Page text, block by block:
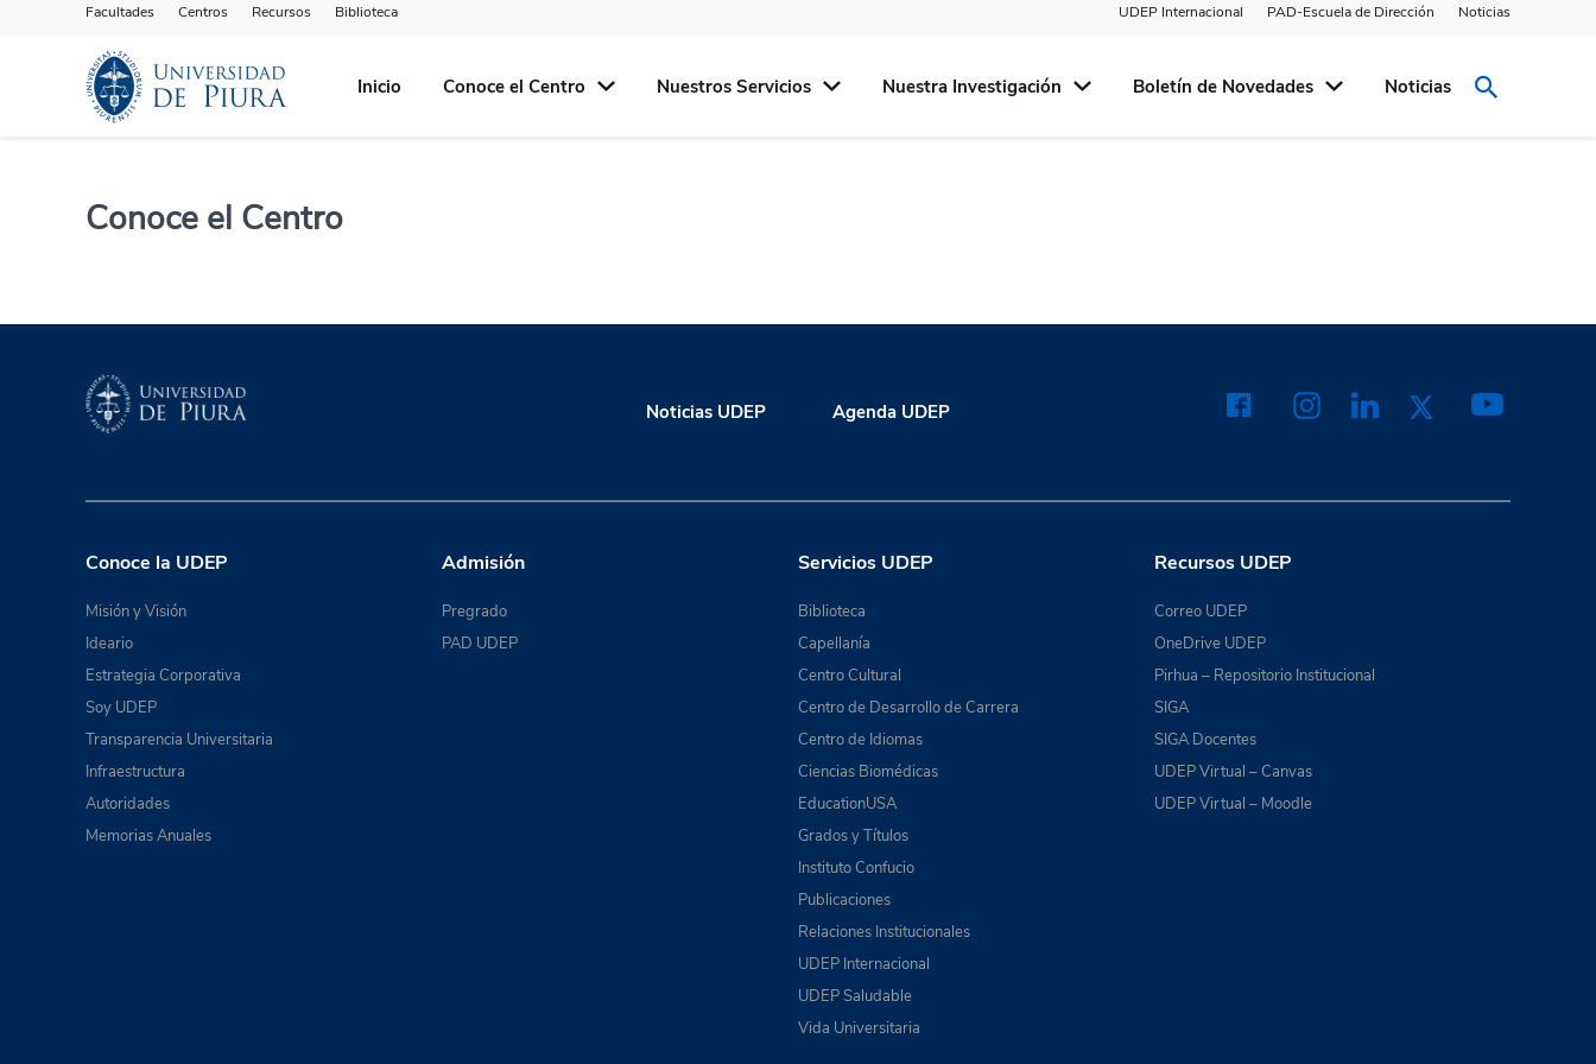
Facultades Centros Recursos Biblioteca UDEP Internacional PAD-Escuela de Dirección Noticias
Inicio Conoce el Centro Nuestros Servicios Nuestra Investigación Boletín de Novedades Noticias
Conoce el Centro
Noticias UDEP Agenda UDEP
Conoce la UDEP
Misión y Visión
Ideario
Estrategia Corporativa
Soy UDEP
Transparencia Universitaria
Infraestructura
Autoridades
Memorias Anuales
Admisión
Pregrado
PAD UDEP
Servicios UDEP
Biblioteca
Capellanía
Centro Cultural
Centro de Desarrollo de Carrera
Centro de Idiomas
Ciencias Biomédicas
EducationUSA
Grados y Títulos
Instituto Confucio
Publicaciones
Relaciones Institucionales
UDEP Internacional
UDEP Saludable
Vida Universitaria
Recursos UDEP
Correo UDEP
OneDrive UDEP
Pirhua – Repositorio Institucional
SIGA
SIGA Docentes
UDEP Virtual – Canvas
UDEP Virtual – Moodle